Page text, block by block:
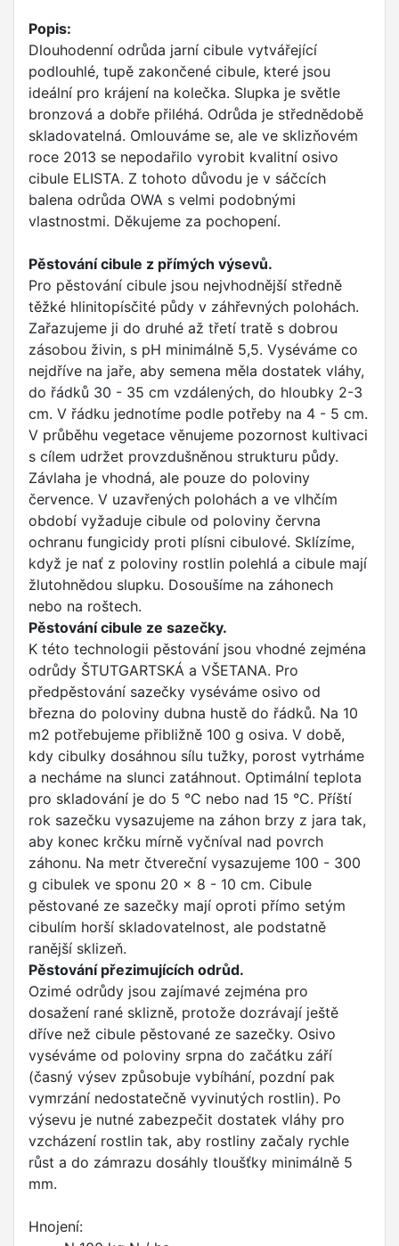
Popis:
Dlouhodenní odrůda jarní cibule vytvářející
podlouhlé, tupě zakončené cibule, které jsou
ideální pro krájení na kolečka. Slupka je světle
bronzová a dobře přiléhá. Odrůda je střednědobě
skladovatelná. Omlouváme se, ale ve sklizňovém
roce 2013 se nepodařilo vyrobit kvalitní osivo
cibule ELISTA. Z tohoto důvodu je v sáčcích
balena odrůda OWA s velmi podobnými
vlastnostmi. Děkujeme za pochopení.
Pěstování cibule z přímých výsevů.
Pro pěstování cibule jsou nejvhodnější středně
těžké hlinitopísčité půdy v záhřevných polohách.
Zařazujeme ji do druhé až třetí tratě s dobrou
zásobou živin, s pH minimálně 5,5. Vyséváme co
nejdříve na jaře, aby semena měla dostatek vláhy,
do řádků 30 - 35 cm vzdálených, do hloubky 2-3
cm. V řádku jednotíme podle potřeby na 4 - 5 cm.
V průběhu vegetace věnujeme pozornost kultivaci
s cílem udržet provzdušněnou strukturu půdy.
Závlaha je vhodná, ale pouze do poloviny
července. V uzavřených polohách a ve vlhčím
období vyžaduje cibule od poloviny června
ochranu fungicidy proti plísni cibulové. Sklízíme,
když je nať z poloviny rostlin polehlá a cibule mají
žlutohnědou slupku. Dosoušíme na záhonech
nebo na roštech.
Pěstování cibule ze sazečky.
K této technologii pěstování jsou vhodné zejména
odrůdy ŠTUTGARTSKÁ a VŠETANA. Pro
předpěstování sazečky vyséváme osivo od
března do poloviny dubna hustě do řádků. Na 10
m2 potřebujeme přibližně 100 g osiva. V době,
kdy cibulky dosáhnou sílu tužky, porost vytrháme
a necháme na slunci zatáhnout. Optimální teplota
pro skladování je do 5 °C nebo nad 15 °C. Příští
rok sazečku vysazujeme na záhon brzy z jara tak,
aby konec krčku mírně vyčníval nad povrch
záhonu. Na metr čtvereční vysazujeme 100 - 300
g cibulek ve sponu 20 x 8 - 10 cm. Cibule
pěstované ze sazečky mají oproti přímo setým
cibulím horší skladovatelnost, ale podstatně
ranější sklizeň.
Pěstování přezimujících odrůd.
Ozimé odrůdy jsou zajímavé zejména pro
dosažení rané sklizně, protože dozrávají ještě
dříve než cibule pěstované ze sazečky. Osivo
vyséváme od poloviny srpna do začátku září
(časný výsev způsobuje vybíhání, pozdní pak
vymrzání nedostatečně vyvinutých rostlin). Po
výsevu je nutné zabezpečit dostatek vláhy pro
vzcházení rostlin tak, aby rostliny začaly rychle
růst a do zámrazu dosáhly tloušťky minimálně 5
mm.
Hnojení: